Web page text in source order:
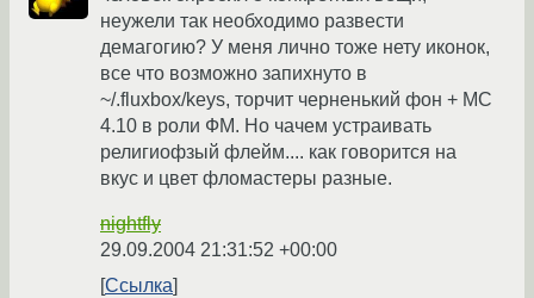
неужели так необходимо развести
демагогию? У меня лично тоже нету иконок,
все что возможно запихнуто в
~/.fluxbox/keys, торчит черненький фон + МС
4.10 в роли ФМ. Но чачем устраивать
религиофзый флейм.... как говорится на
вкус и цвет фломастеры разные.
nightfly
29.09.2004 21:31:52 +00:00
Ссылка